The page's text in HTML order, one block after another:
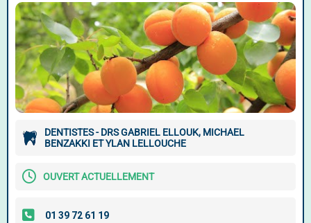
DENTISTES - DRS GABRIEL ELLOUK, MICHAEL
BENZAKKI ET YLAN LELLOUCHE
OUVERT ACTUELLEMENT